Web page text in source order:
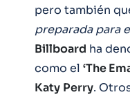
pero también
preparada para
Billboard ha
como el ‘The
Katy Perry.